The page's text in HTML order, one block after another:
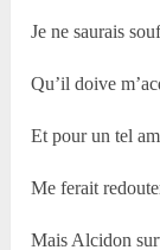
Je ne saurais
Qu’il doive
Et pour un tel
Me ferait
Mais Alcidon